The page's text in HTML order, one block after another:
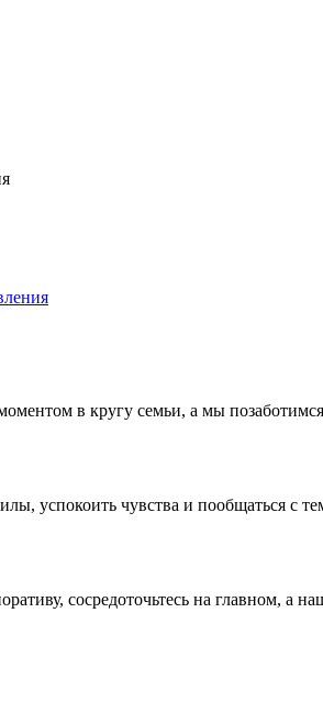
в кругу семьи, а мы
успокоить чувства и пообщаться с
сосредоточьтесь на главном, а